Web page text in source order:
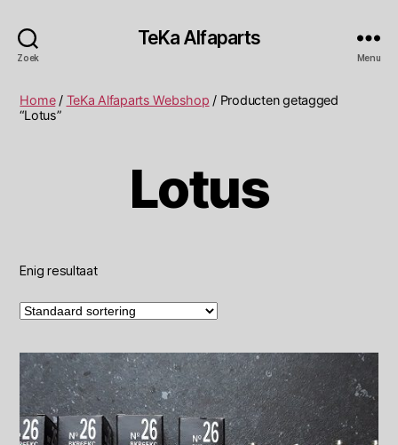
Zoek
TeKa Alfaparts
Menu
Home/ TeKa Alfaparts Webshop / Producten getagged
“Lotus”
Lotus
Enig resultaat